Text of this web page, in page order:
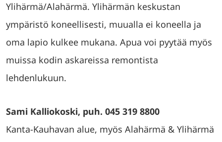
Ylihärmä/Alahärmä. Ylihärmän keskustan
ympäristö koneellisesti, muualla ei koneella ja
oma lapio kulkee mukana. Apua voi pyytää myös
muissa kodin askareissa remontista
lehdenlukuun.
Sami Kalliokoski, puh. 045 319 8800
Kanta-Kauhavan alue, myös Alahärmä & Ylihärmä